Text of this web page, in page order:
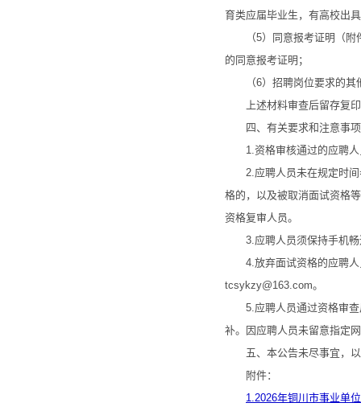
育类应届毕业生，有高校出
（5）同意报考证明（附件
的同意报考证明；
（6）招聘岗位要求的其
上述材料审查后留存复印
四、有关要求和注意事项
1.资格审核通过的应聘人
2.应聘人员未在规定时间
格的，以及被取消面试资格
资格复审人员。
3.应聘人员须保持手机畅
4.放弃面试资格的应聘人
tcsykzy@163.com。
5.应聘人员通过资格审查
补。因应聘人员未留意指定
五、本公告未尽事宜，以
附件：
1.2026年铜川市事业单